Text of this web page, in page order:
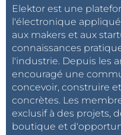
Elektor est une
l'électronique
aux makers et aux
connaissances
l'industrie. Depuis les
encouragé une
concevoir, construire
concrètes. Les
exclusif à des projets,
boutique et